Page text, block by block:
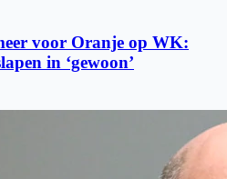
voor Oranje op WK:
in ‘gewoon’